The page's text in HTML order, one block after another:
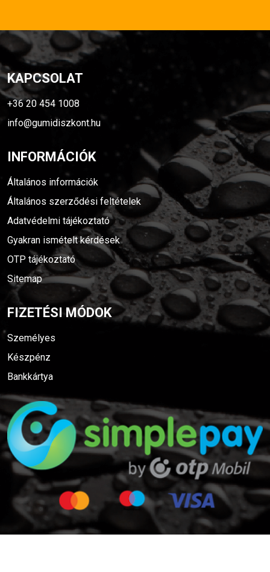
KAPCSOLAT
+36 20 454 1008
info@gumidiszkont.hu
INFORMÁCIÓK
Általános információk
Általános szerződési feltételek
Adatvédelmi tájékoztató
Gyakran ismételt kérdések
OTP tájékoztató
Sitemap
FIZETÉSI MÓDOK
Személyes
Készpénz
Bankkártya